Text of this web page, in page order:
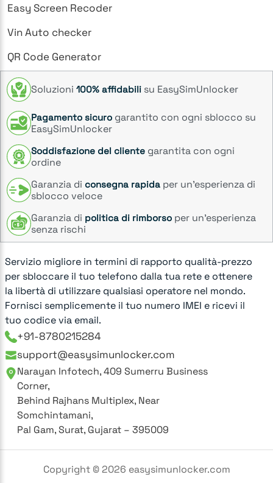
Easy Screen Recoder
Vin Auto checker
QR Code Generator
Soluzioni 100% affidabili su EasySimUnlocker
Pagamento sicuro garantito con ogni sblocco su
EasySimUnlocker
Soddisfazione del cliente garantita con ogni
ordine
Garanzia di consegna rapida per un’esperienza di
sblocco veloce
Garanzia di politica di rimborso per un’esperienza
senza rischi
Servizio migliore in termini di rapporto qualità-prezzo
per sbloccare il tuo telefono dalla tua rete e ottenere
la libertà di utilizzare qualsiasi operatore nel mondo.
Fornisci semplicemente il tuo numero IMEI e ricevi il
tuo codice via email.
+91-8780215284
support@easysimunlocker.com
Narayan Infotech, 409 Sumerru Business
Corner,
Behind Rajhans Multiplex, Near
Somchintamani,
Pal Gam, Surat, Gujarat – 395009
Copyright ©2026 easysimunlocker.com